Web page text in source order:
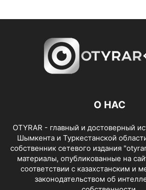
О НАС
OTYRAR - главный и достоверный
Шымкента и Туркестанской
собственник сетевого издания
материалы, опубликованные на
соответствии с казахстанским и
законодательством об